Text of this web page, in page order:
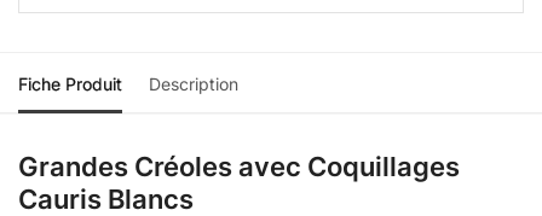
Fiche Produit Description
Grandes Créoles avec Coquillages
Cauris Blancs